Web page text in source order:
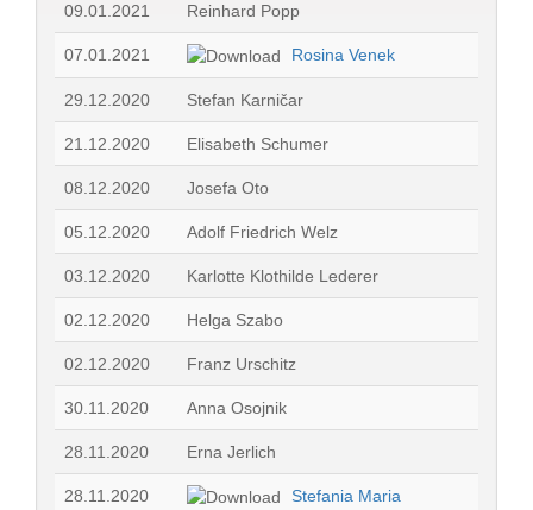
09.01.2021 Reinhard Popp
07.01.2021 Rosina Venek
29.12.2020 Stefan Karničar
21.12.2020 Elisabeth Schumer
08.12.2020 Josefa Oto
05.12.2020 Adolf Friedrich Welz
03.12.2020 Karlotte Klothilde Lederer
02.12.2020 Helga Szabo
02.12.2020 Franz Urschitz
30.11.2020 Anna Osojnik
28.11.2020 Erna Jerlich
28.11.2020
Stefania Maria